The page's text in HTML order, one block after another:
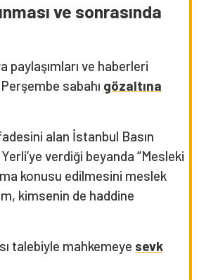
ve sonrasında
paylaşımları ve haberleri
sabahı gözaltına
alan İstanbul Basın
verdiği beyanda “Mesleki
konusu edilmesini meslek
kimsenin de haddine
talebiyle mahkemeye sevk